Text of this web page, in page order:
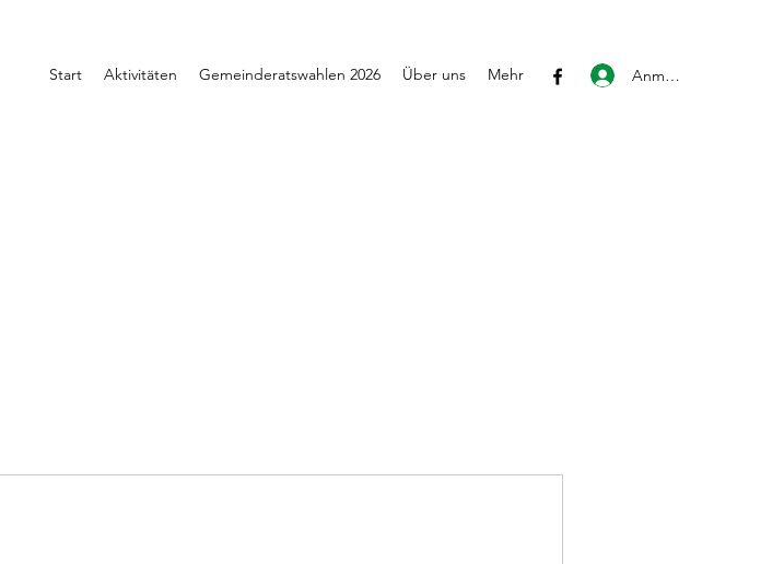
Start Aktivitäten Gemeinderatswahlen 2026 Über uns Mehr Anmelden